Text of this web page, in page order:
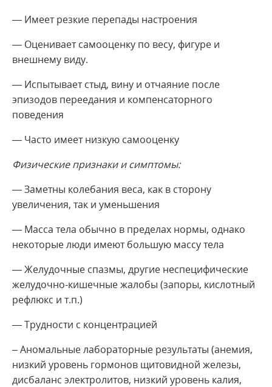
— Имеет резкие перепады настроения
— Оценивает самооценку по весу, фигуре и
внешнему виду.
— Испытывает стыд, вину и отчаяние после
эпизодов переедания и компенсаторного
поведения
— Часто имеет низкую самооценку
Физические признаки и симптомы:
— Заметны колебания веса, как в сторону
увеличения, так и уменьшения
— Масса тела обычно в пределах нормы, однако
некоторые люди имеют большую массу тела
— Желудочные спазмы, другие неспецифические
желудочно-кишечные жалобы (запоры, кислотный
рефлюкс и т.п.)
— Трудности с концентрацией
– Аномальные лабораторные результаты (анемия,
низкий уровень гормонов щитовидной железы,
дисбаланс электролитов, низкий уровень калия,